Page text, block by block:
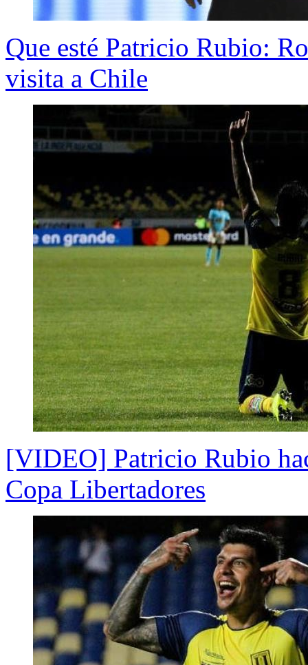
Que esté Patricio Rubio:
visita a Chile
[VIDEO] Patricio Rubio
Copa Libertadores